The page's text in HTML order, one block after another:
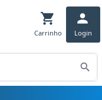
Carrinho Login